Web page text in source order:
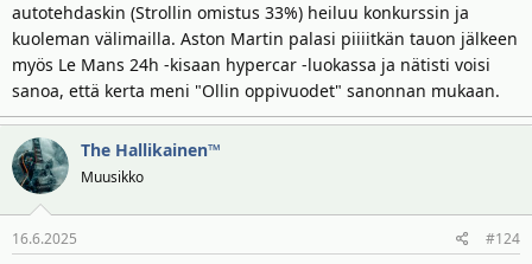
autotehdaskin (Strollin omistus 33%) heiluu konkurssin ja
kuoleman välimailla. Aston Martin palasi piiiitkän tauon jälkeen
myös Le Mans 24h -kisaan hypercar -luokassa ja nätisti voisi
sanoa, että kerta meni "Ollin oppivuodet" sanonnan mukaan.
The Hallikainen™
Muusikko
16.6.2025 #124